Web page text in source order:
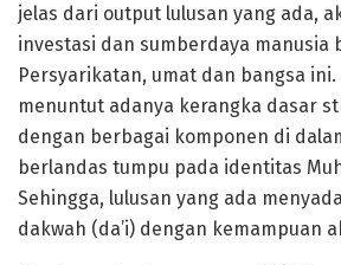
jelas dari output lulusan yang ada,
investasi dan sumberdaya manusia
Persyarikatan, umat dan bangsa ini.
menuntut adanya kerangka dasar
dengan berbagai komponen di
berlandas tumpu pada identitas
Sehingga, lulusan yang ada
dakwah (da’i) dengan kemampuan